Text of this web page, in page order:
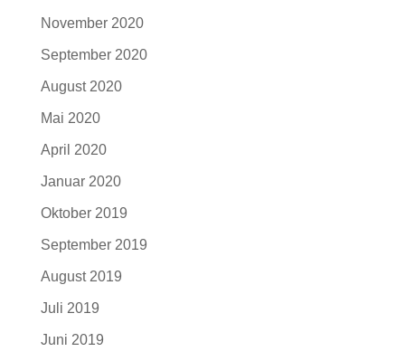
November 2020
September 2020
August 2020
Mai 2020
April 2020
Januar 2020
Oktober 2019
September 2019
August 2019
Juli 2019
Juni 2019